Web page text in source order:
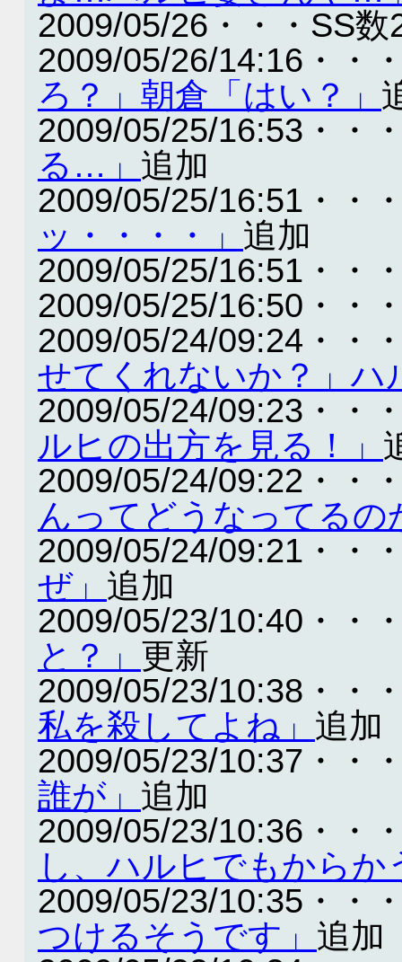
2009/05/26・・・SS数
2009/05/26/14:16・・
ろ？」朝倉「はい？」
2009/05/25/16:53・・
る…」 追加
2009/05/25/16:51・・
ッ・・・・」 追加
2009/05/25/16:51・・
2009/05/25/16:50・・
2009/05/24/09:24・・
せてくれないか？」ハ
2009/05/24/09:23・・
ルヒの出方を見る！」
2009/05/24/09:22・・
んってどうなってる
2009/05/24/09:21・・
ぜ」 追加
2009/05/23/10:40・・
と？」 更新
2009/05/23/10:38・・
私を殺してよね」 追加
2009/05/23/10:37・・
誰が」 追加
2009/05/23/10:36・・
し、ハルヒでもからか
2009/05/23/10:35・・
つけるそうです」 追加